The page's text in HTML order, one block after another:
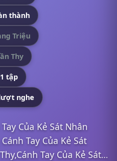
thành
Triệu
Thy
1 tập
nghe
Của Kẻ Sát Nhân
Tay Của Kẻ Sát
Tay Của Kẻ Sát